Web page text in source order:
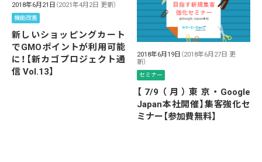
2018年6月21日 （2021年4月2日 更新）
機能改善
新しいショッピングカート
でGMOポイントが利用可能
に！【新カゴプロジェクト通
信 Vol.13】
2018年6月19日 （2018年6月27日 更
新）
セミナー
【7/9（月）東京・Google
Japan本社開催】集客強化セ
ミナー【参加費無料】